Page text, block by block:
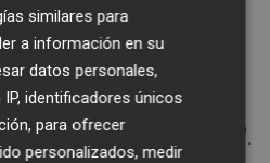
"similitudes" con
A su parecer,
entre sí, pero
de un pasado que
vida de los personajes".
similares para
a información en su
datos personales,
identificadores únicos
para ofrecer
personalizados, medir